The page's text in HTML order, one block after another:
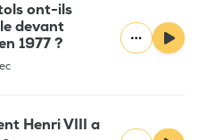
ont-ils
devant
1977 ?
Henri VIII a